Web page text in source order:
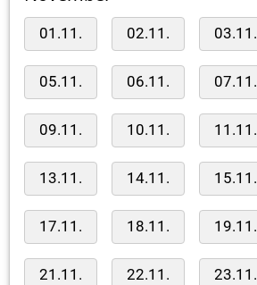
01.11. 02.11. 03.11.
05.11. 06.11. 07.11.
09.11. 10.11. 11.11.
13.11. 14.11. 15.11.
17.11. 18.11. 19.11.
21.11. 22.11. 23.11.